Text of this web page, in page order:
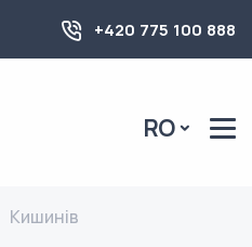
+420 775 100 888
RO
Кишинів